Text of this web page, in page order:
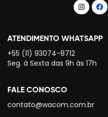
ATENDIMENTO WHATSAPP
+55 (11) 93074-8712
Seg. à Sexta das 9h às 17h
FALE CONOSCO
contato@wacom.com.br